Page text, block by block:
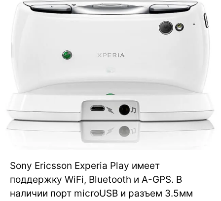
Sony Ericsson Experia Play имеет
поддержку WiFi, Bluetooth и A-GPS. В
наличии порт microUSB и разъем 3.5мм